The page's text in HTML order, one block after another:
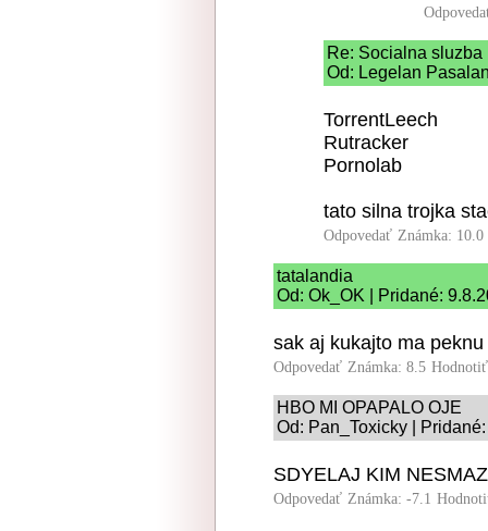
Re: Socialna sluzba
Od: Legelan
TorrentLeech
Rutracker
Pornolab
tato silna trojka
Odpovedať Známka: 10.0
tatalandia
Od: Ok_OK | Pridané:
sak aj kukajto ma
Odpovedať Známka: 8.5
HBO MI OPAPALO OJE
Od: Pan_Toxicky |
SDYELAJ KIM
Odpovedať Známka: -7.1